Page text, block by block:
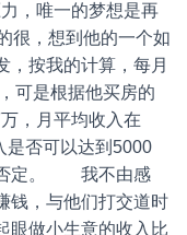
，唯一的梦想是再
，想到他的一个如
，按我的计算，每月
可是根据他买房的
，月平均收入在
是否可以达到5000
否定。 我不由感
钱，与他们打交道时
眼做小生意的收入比